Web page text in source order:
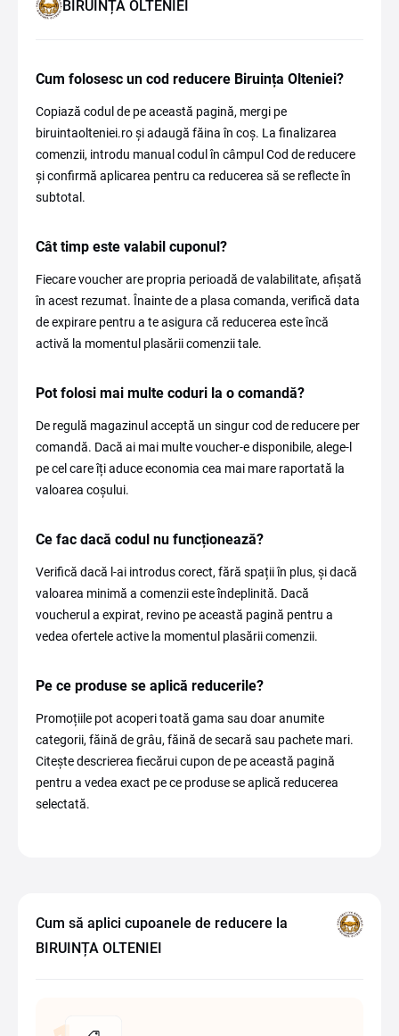
BIRUINȚA OLTENIEI
Cum folosesc un cod reducere Biruința Olteniei?
Copiază codul de pe această pagină, mergi pe
biruintaolteniei.ro și adaugă făina în coș. La finalizarea
comenzii, introdu manual codul în câmpul Cod de reducere
și confirmă aplicarea pentru ca reducerea să se reflecte în
subtotal.
Cât timp este valabil cuponul?
Fiecare voucher are propria perioadă de valabilitate, afișată
în acest rezumat. Înainte de a plasa comanda, verifică data
de expirare pentru a te asigura că reducerea este încă
activă la momentul plasării comenzii tale.
Pot folosi mai multe coduri la o comandă?
De regulă magazinul acceptă un singur cod de reducere per
comandă. Dacă ai mai multe voucher-e disponibile, alege-l
pe cel care îți aduce economia cea mai mare raportată la
valoarea coșului.
Ce fac dacă codul nu funcționează?
Verifică dacă l-ai introdus corect, fără spații în plus, și dacă
valoarea minimă a comenzii este îndeplinită. Dacă
voucherul a expirat, revino pe această pagină pentru a
vedea ofertele active la momentul plasării comenzii.
Pe ce produse se aplică reducerile?
Promoțiile pot acoperi toată gama sau doar anumite
categorii, făină de grâu, făină de secară sau pachete mari.
Citește descrierea fiecărui cupon de pe această pagină
pentru a vedea exact pe ce produse se aplică reducerea
selectată.
Cum să aplici cupoanele de reducere la
BIRUINȚA OLTENIEI